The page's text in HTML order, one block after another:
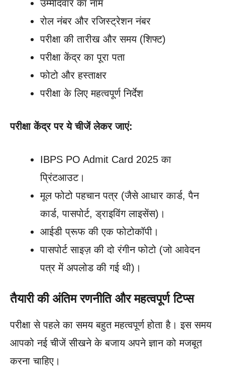
उम्मीदवार का नाम
रोल नंबर और रजिस्ट्रेशन नंबर
परीक्षा की तारीख और समय (शिफ्ट)
परीक्षा केंद्र का पूरा पता
फोटो और हस्ताक्षर
परीक्षा के लिए महत्वपूर्ण निर्देश
परीक्षा केंद्र पर ये चीजें लेकर जाएं:
IBPS PO Admit Card 2025 का
प्रिंटआउट।
मूल फोटो पहचान पत्र (जैसे आधार कार्ड, पैन
कार्ड, पासपोर्ट, ड्राइविंग लाइसेंस)।
आईडी प्रूफ की एक फोटोकॉपी।
पासपोर्ट साइज़ की दो रंगीन फोटो (जो आवेदन
पत्र में अपलोड की गई थी)।
तैयारी की अंतिम रणनीति और महत्वपूर्ण टिप्स
परीक्षा से पहले का समय बहुत महत्वपूर्ण होता है। इस समय
आपको नई चीजें सीखने के बजाय अपने ज्ञान को मजबूत
करना चाहिए।